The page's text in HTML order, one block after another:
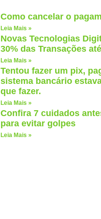
Como cancelar o
Leia Mais »
Novas Tecnologias
30% das Transações
Leia Mais »
Tentou fazer um pix,
sistema bancário
que fazer.
Leia Mais »
Confira 7 cuidados
para evitar golpes
Leia Mais »